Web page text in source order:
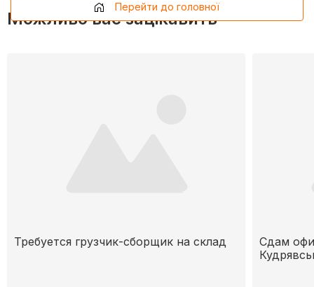
Перейти до головної
Можливо вас зацікавить
Требуется грузчик-сборщик на склад
Сдам